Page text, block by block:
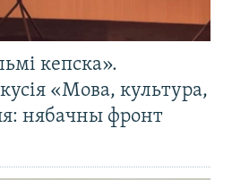
кепска».
«Мова, культура,
нябачны фронт